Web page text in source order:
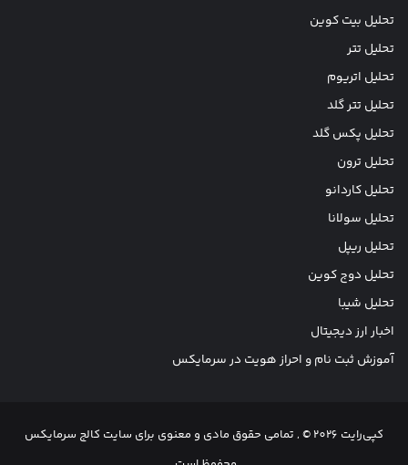
تحلیل بیت کوین
تحلیل تتر
تحلیل اتریوم
تحلیل تتر گلد
تحلیل پکس گلد
تحلیل ترون
تحلیل کاردانو
تحلیل سولانا
تحلیل ریپل
تحلیل دوج کوین
تحلیل شیبا
اخبار ارز دیجیتال
آموزش ثبت نام و احراز هویت در سرمایکس
کپی‌رایت 2026 © , تمامی حقوق مادی و معنوی برای سایت کالج سرمایکس